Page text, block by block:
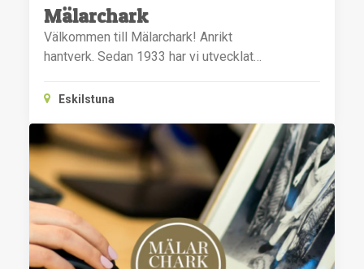
Mälarchark
Välkommen till Mälarchark! Anrikt
hantverk. Sedan 1933 har vi utvecklat…
Eskilstuna